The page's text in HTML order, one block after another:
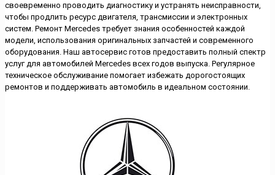
своевременно проводить диагностику и устранять неисправности,
чтобы продлить ресурс двигателя, трансмиссии и электронных
систем. Ремонт Mercedes требует знания особенностей каждой
модели, использования оригинальных запчастей и современного
оборудования. Наш автосервис готов предоставить полный спектр
услуг для автомобилей Mercedes всех годов выпуска. Регулярное
техническое обслуживание помогает избежать дорогостоящих
ремонтов и поддерживать автомобиль в идеальном состоянии.